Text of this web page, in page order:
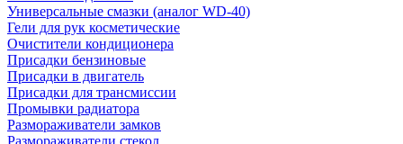
Универсальные смазки (аналог WD-40)
Гели для рук косметические
Очистители кондиционера
Присадки бензиновые
Присадки в двигатель
Присадки для трансмиссии
Промывки радиатора
Размораживатели замков
Размораживатели стекол